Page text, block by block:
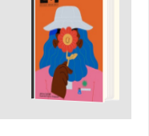
TÉLÉCHARGER